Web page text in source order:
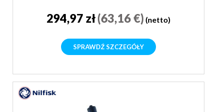
294,97 zł(63,16 €) (netto)
SPRAWDŹ SZCZEGÓŁY